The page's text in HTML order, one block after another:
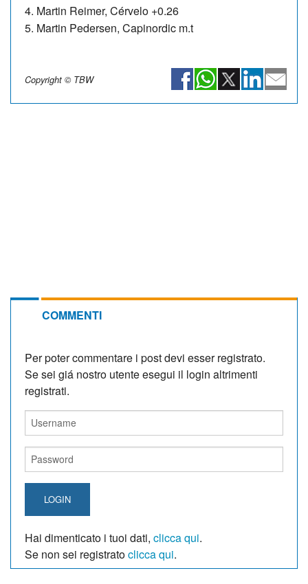
4. Martin Reimer, Cérvelo +0.26
5. Martin Pedersen, Capinordic m.t
Copyright © TBW
COMMENTI
Per poter commentare i post devi esser registrato.
Se sei giá nostro utente esegui il login altrimenti
registrati.
LOGIN
Hai dimenticato i tuoi dati, clicca qui.
Se non sei registratoclicca qui.